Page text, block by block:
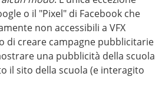
o il "Pixel" di Facebook che
non accessibili a VFX
di creare campagne pubblicitarie
una pubblicità della scuola
il sito della scuola (e interagito